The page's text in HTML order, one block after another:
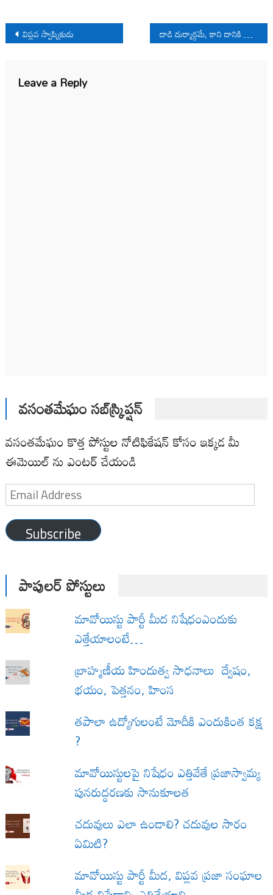
Post
navigation
విప్లవ స్వాప్నికుడు దాడి దుర్మార్గమే, కాని దానికి బాధ్యులెవ్వరు?
Leave a Reply
వసంతమేఘం సబ్‌స్క్రిప్షన్
వసంతమేఘం కొత్త పోస్టుల నోటిఫికేషన్ కోసం ఇక్కడ మీ
ఈమెయిల్ ను ఎంటర్ చేయండి
Email
Address
Subscribe
పాపులర్ పోస్టులు
మావోయిస్టు పార్టీ మీద నిషేధంఎందుకు
ఎత్తేయాలంటే…
బ్రాహ్మణీయ హిందుత్వ సాధనాలు ద్వేషం,
భయం, పెత్తనం, హింస
త‌పాలా ఉద్యోగులంటే మోదీకి ఎందుకింత కక్ష
?
మావోయిస్టులపై నిషేధం ఎత్తివేతే ప్రజాస్వామ్య
పునరుద్ధరణకు సానుకూలత
చదువులు ఎలా ఉండాలి? చదువుల సారం
ఏమిటి?
మావోయిస్టు పార్టీ మీద, విప్లవ ప్రజా సంఘాల